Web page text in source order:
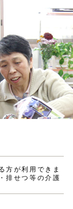
方が利用できま
排せつ等の介護